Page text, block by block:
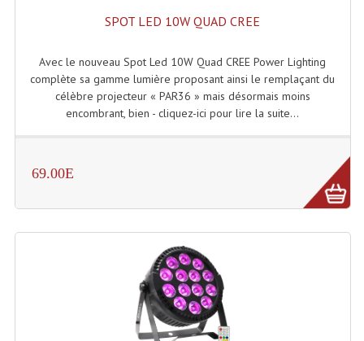
Structure Echelle 290 Asd
Structure Et Angles Quatro Deco
Structures
Flight-Case (s) Et Accessoires
Flight Case Plasma Et Écran LCD
Flight Case Régie
Flight Cases Platine Disque. Lecteurs CD
SPOT LED 10W QUAD CREE
Avec le nouveau Spot Led 10W Quad CREE Power Lighting
complète sa gamme lumière proposant ainsi le remplaçant du
célèbre projecteur « PAR36 » mais désormais moins
encombrant, bien - cliquez-ici pour lire la suite...
69.00E